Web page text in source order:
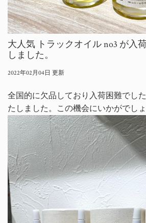
大人気 トラックオイル no3 が入
しました。
2022年02月04日 更新
全国的に欠品しており入荷困難でし
たしました。この機会にいかがでし